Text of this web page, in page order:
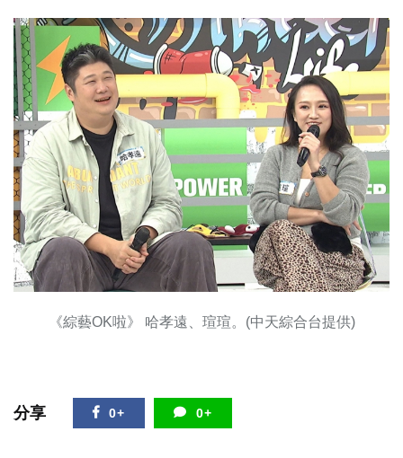
《綜藝OK啦》 哈孝遠、瑄瑄。(中天綜合台提供)
分享 0+ 0+